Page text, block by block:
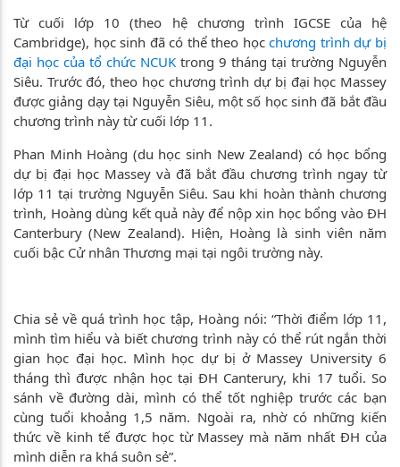
Từ cuối lớp 10 (theo hệ chương trình IGCSE của hệ
Cambridge), học sinh đã có thể theo họcchương trình dự bị
đại học của tổ chức NCUK trong 9 tháng tại trường Nguyễn
Siêu. Trước đó, theo học chương trình dự bị đại học Massey
được giảng dạy tại Nguyễn Siêu, một số học sinh đã bắt đầu
chương trình này từ cuối lớp 11.
Phan Minh Hoàng (du học sinh New Zealand) có học bổng
dự bị đại học Massey và đã bắt đầu chương trình ngay từ
lớp 11 tại trường Nguyễn Siêu. Sau khi hoàn thành chương
trình, Hoàng dùng kết quả này để nộp xin học bổng vào ĐH
Canterbury (New Zealand). Hiện, Hoàng là sinh viên năm
cuối bậc Cử nhân Thương mại tại ngôi trường này.
Chia sẻ về quá trình học tập, Hoàng nói: “Thời điểm lớp 11,
mình tìm hiểu và biết chương trình này có thể rút ngắn thời
gian học đại học. Mình học dự bị ở Massey University 6
tháng thì được nhận học tại ĐH Canterury, khi 17 tuổi. So
sánh về đường dài, mình có thể tốt nghiệp trước các bạn
cùng tuổi khoảng 1,5 năm. Ngoài ra, nhờ có những kiến
thức về kinh tế được học từ Massey mà năm nhất ĐH của
mình diễn ra khá suôn sẻ”.